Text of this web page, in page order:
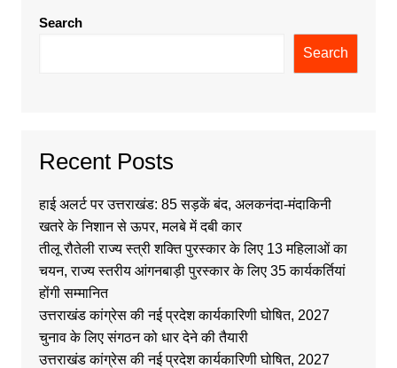
Search
Search
Recent Posts
हाई अलर्ट पर उत्तराखंड: 85 सड़कें बंद, अलकनंदा-मंदाकिनी
खतरे के निशान से ऊपर, मलबे में दबी कार
तीलू रौतेली राज्य स्त्री शक्ति पुरस्कार के लिए 13 महिलाओं का
चयन, राज्य स्तरीय आंगनबाड़ी पुरस्कार के लिए 35 कार्यकर्तियां
होंगी सम्मानित
उत्तराखंड कांग्रेस की नई प्रदेश कार्यकारिणी घोषित, 2027
चुनाव के लिए संगठन को धार देने की तैयारी
उत्तराखंड कांग्रेस की नई प्रदेश कार्यकारिणी घोषित, 2027